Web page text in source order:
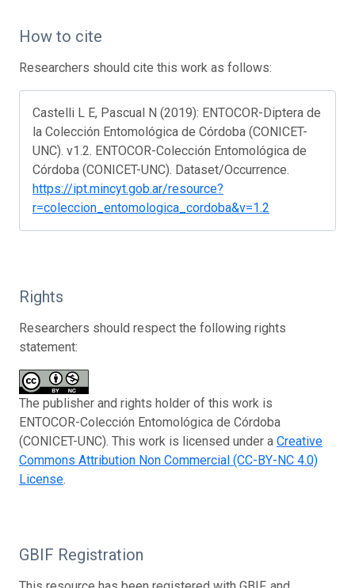
How to cite
Researchers should cite this work as follows:
Castelli L E, Pascual N (2019): ENTOCOR-Diptera de
la Colección Entomológica de Córdoba (CONICET-
UNC). v1.2. ENTOCOR-Colección Entomológica de
Córdoba (CONICET-UNC). Dataset/Occurrence.
https://ipt.mincyt.gob.ar/resource?
r=coleccion_entomologica_cordoba&v=1.2
Rights
Researchers should respect the following rights
statement:
The publisher and rights holder of this work is
ENTOCOR-Colección Entomológica de Córdoba
(CONICET-UNC). This work is licensed under a Creative
Commons Attribution Non Commercial (CC-BY-NC 4.0)
License.
GBIF Registration